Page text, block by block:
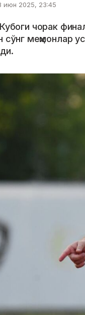
июн 2025, 23:45
чорак
сўнг меҳмонлар